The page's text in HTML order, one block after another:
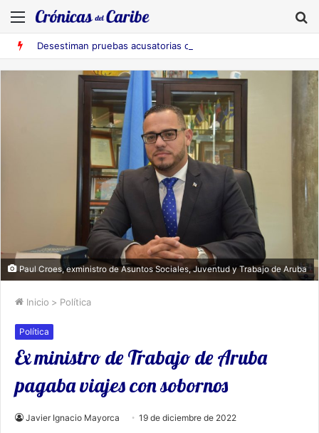
Menú
Paul Croes, exministro de Asuntos Sociales, Juventud y Trabajo de Aruba
Inicio > Política
Política
Ex ministro de Trabajo de Aruba
pagaba viajes con sobornos
Javier Ignacio Mayorca 19 de diciembre de 2022